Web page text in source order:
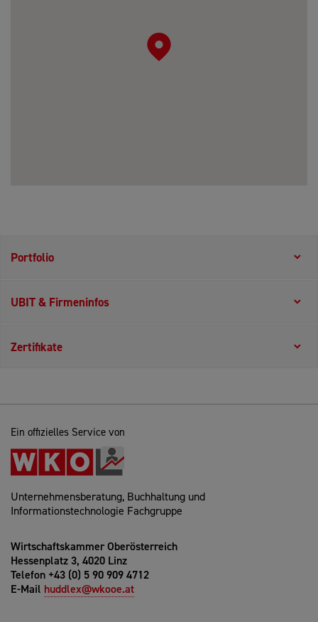
Portfolio
UBIT & Firmeninfos
Zertifikate
Ein offizielles Service von
Unternehmensberatung, Buchhaltung und
Informationstechnologie Fachgruppe
Wirtschaftskammer Oberösterreich
Hessenplatz 3, 4020 Linz
Telefon +43 (0) 5 90 909 4712
E-Mail huddlex@wkooe.at